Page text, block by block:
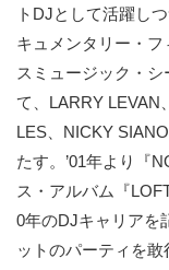
トDJとして活躍し
キュメンタリー・
スミュージック・
て、LARRY LEVAN
LES、NICKY
たす。’01年より『
ス・アルバム『
0年のDJキャリアを
ットのパーティを